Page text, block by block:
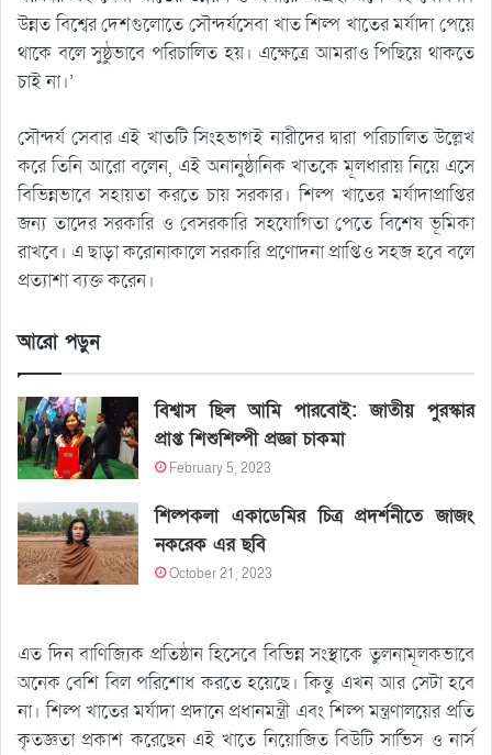
উন্নত বিশ্বের দেশগুলোতে সৌন্দর্যসেবা খাত শিল্প খাতের মর্যাদা পেয়ে
থাকে বলে সুষ্ঠুভাবে পরিচালিত হয়। এক্ষেত্রে আমরাও পিছিয়ে থাকতে
চাই না।’
সৌন্দর্য সেবার এই খাতটি সিংহভাগই নারীদের দ্বারা পরিচালিত উল্লেখ
করে তিনি আরো বলেন, এই অনানুষ্ঠানিক খাতকে মূলধারায় নিয়ে এসে
বিভিন্নভাবে সহায়তা করতে চায় সরকার। শিল্প খাতের মর্যাদাপ্রাপ্তির
জন্য তাদের সরকারি ও বেসরকারি সহযোগিতা পেতে বিশেষ ভূমিকা
রাখবে। এ ছাড়া করোনাকালে সরকারি প্রণোদনা প্রাপ্তিও সহজ হবে বলে
প্রত্যাশা ব্যক্ত করেন।
আরো পড়ুন
বিশ্বাস ছিল আমি পারবোই: জাতীয় পুরস্কার
প্রাপ্ত শিশুশিল্পী প্রজ্ঞা চাকমা
February 5, 2023
শিল্পকলা একাডেমির চিত্র প্রদর্শনীতে জাজং
নকরেক এর ছবি
October 21, 2023
এত দিন বাণিজ্যিক প্রতিষ্ঠান হিসেবে বিভিন্ন সংস্থাকে তুলনামূলকভাবে
অনেক বেশি বিল পরিশোধ করতে হয়েছে। কিন্তু এখন আর সেটা হবে
না। শিল্প খাতের মর্যাদা প্রদানে প্রধানমন্ত্রী এবং শিল্প মন্ত্রণালয়ের প্রতি
কৃতজ্ঞতা প্রকাশ করেছেন এই খাতে নিয়োজিত বিউটি সার্ভিস ও নার্স